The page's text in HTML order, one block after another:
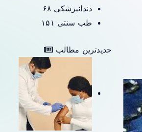
دندانپزشکی ۶۸
طب سنتی ۱۵۱
جدیدترین مطالب